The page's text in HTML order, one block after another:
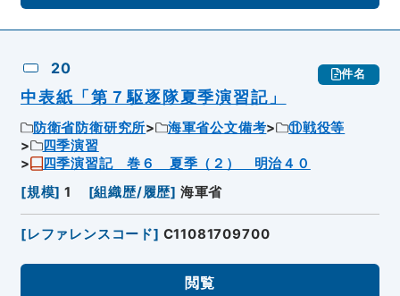
20 件名
中表紙「第７駆逐隊夏季演習記」
防衛省防衛研究所 海軍省公文備考
⑪戦役等
四季演習
四季演習記 巻６ 夏季（２） 明治４０
[規模] 1 [組織歴/履歴] 海軍省
[レファレンスコード] C11081709700
閲覧